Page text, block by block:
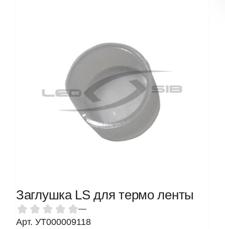
Заглушка LS для термо ленты
—
Арт. УТ000009118